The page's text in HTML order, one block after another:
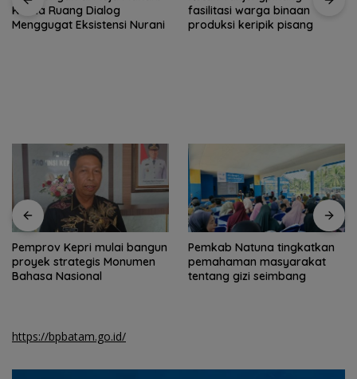
Ketika Ruang Dialog
Menggugat Eksistensi Nurani
fasilitasi warga binaan
produksi keripik pisang
Pemprov Kepri mulai bangun
proyek strategis Monumen
Bahasa Nasional
Pemkab Natuna tingkatkan
pemahaman masyarakat
tentang gizi seimbang
https://bpbatam.go.id/